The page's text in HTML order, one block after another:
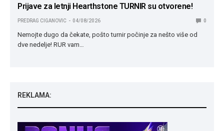
Prijave za letnji Hearthstone TURNIR su otvorene!
PREDRAG CIGANOVIC 04/08/2026 0
Nemojte dugo da čekate, pošto turnir počinje za nešto više od
dve nedelje! RUR vam…
REKLAMA: